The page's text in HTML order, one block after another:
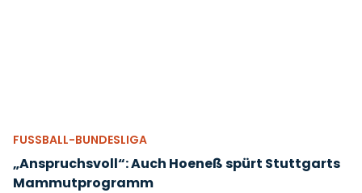
FUSSBALL-BUNDESLIGA
„Anspruchsvoll“: Auch Hoeneß spürt Stuttgarts
Mammutprogramm